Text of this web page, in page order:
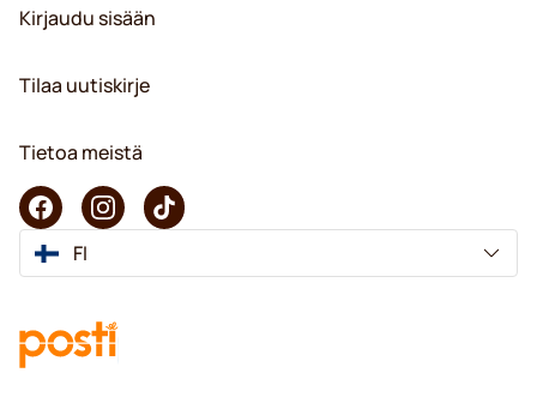
Kirjaudu sisään
Tilaa uutiskirje
Tietoa meistä
FI